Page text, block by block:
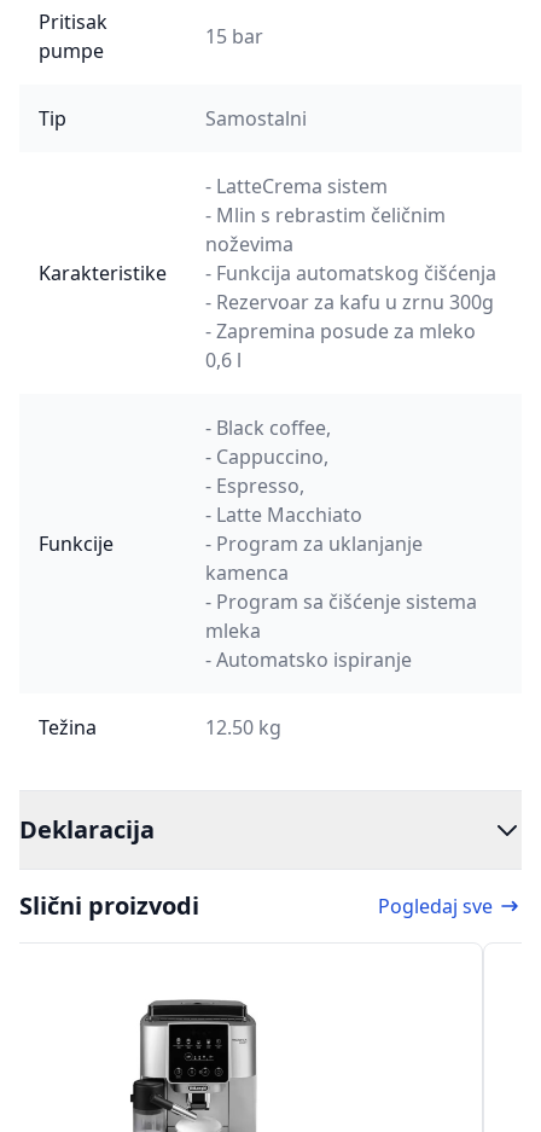
Pritisak
pumpe
15 bar
Tip Samostalni
Karakteristike
- LatteCrema sistem
- Mlin s rebrastim čeličnim
noževima
- Funkcija automatskog čišćenja
- Rezervoar za kafu u zrnu 300g
- Zapremina posude za mleko
0,6 l
Funkcije
- Black coffee,
- Cappuccino,
- Espresso,
- Latte Macchiato
- Program za uklanjanje
kamenca
- Program sa čišćenje sistema
mleka
- Automatsko ispiranje
Težina 12.50 kg
Deklaracija
Slični proizvodi Pogledaj sve